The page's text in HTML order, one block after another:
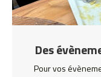
Des
Pour vos